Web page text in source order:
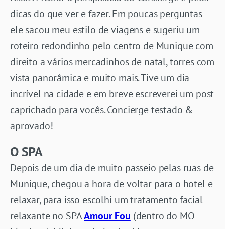
dicas do que ver e fazer. Em poucas perguntas
ele sacou meu estilo de viagens e sugeriu um
roteiro redondinho pelo centro de Munique com
direito a vários mercadinhos de natal, torres com
vista panorâmica e muito mais. Tive um dia
incrível na cidade e em breve escreverei um post
caprichado para vocês. Concierge testado &
aprovado!
O SPA
Depois de um dia de muito passeio pelas ruas de
Munique, chegou a hora de voltar para o hotel e
relaxar, para isso escolhi um tratamento facial
relaxante no SPAAmour Fou (dentro do MO